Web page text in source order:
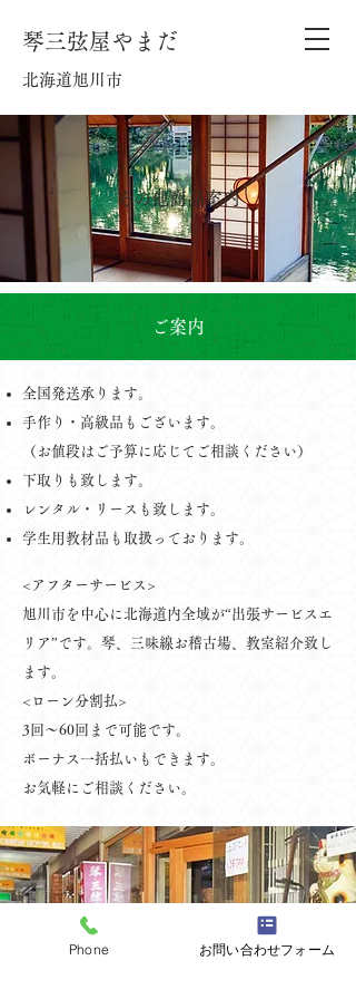
​琴三弦屋やまだ
北海道旭川市
​その他商品案内
​ご案内
全国発送承ります。
手作り・高級品もございます。
（お値段はご予算に応じてご相談ください）
下取りも致します。
レンタル・リースも致します。
学生用教材品も取扱っております。
<アフターサービス>
旭川市を中心に北海道内全域が“出張サービスエ
リア”です。琴、三味線お稽古場、教室紹介致し
ます。
<ローン分割払>
3回～60回まで可能です。
ボーナス一括払いもできます。
お気軽にご相談ください。
Phone お問い合わせフォーム